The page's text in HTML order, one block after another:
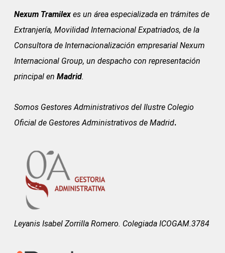
Nexum Tramilex es un área especializada en trámites de
Extranjería, Movilidad Internacional Expatriados, de la
Consultora de Internacionalización empresarial Nexum
Internacional Group, un despacho con representación
principal en Madrid.
Somos Gestores Administrativos del Ilustre Colegio
Oficial de Gestores Administrativos de Madrid.
Leyanis Isabel Zorrilla Romero. Colegiada ICOGAM.3784